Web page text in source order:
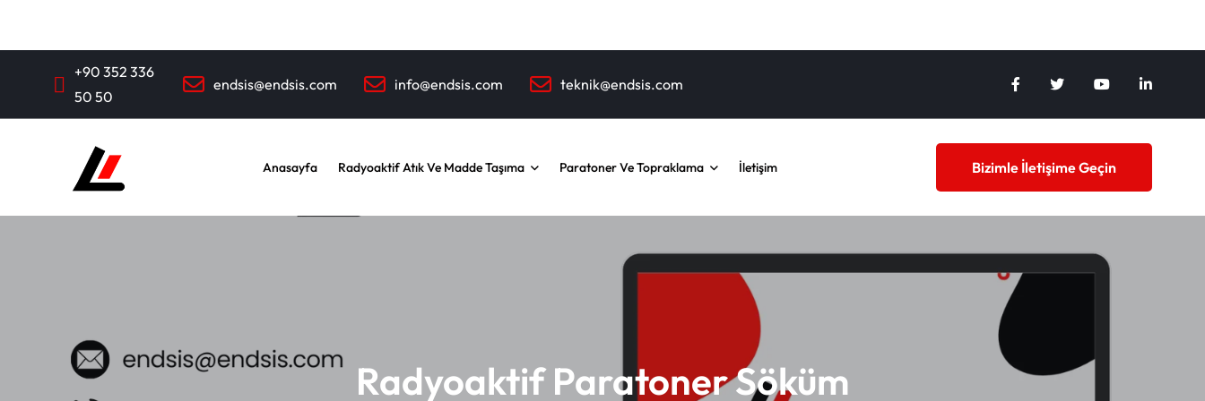
+90 352 336
50 50
endsis@endsis.com info@endsis.com teknik@endsis.com
Anasayfa Radyoaktif Atık Ve Madde Taşıma Paratoner Ve Topraklama İletişim Bizimle İletişime Geçin
Radyoaktif Paratoner Söküm